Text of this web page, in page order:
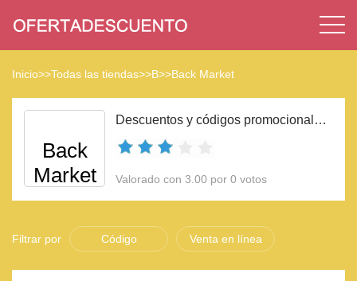
Inicio>>Todas las tiendas>>B>>Back Market
Back
Market
Descuentos y códigos promocionales Back Market 2023
Valorado con 3.00 por 0 votos
Filtrar por Código Venta en línea